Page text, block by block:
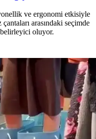
ve ergonomi etkisiyle
arasındaki seçimde
belirleyici oluyor.